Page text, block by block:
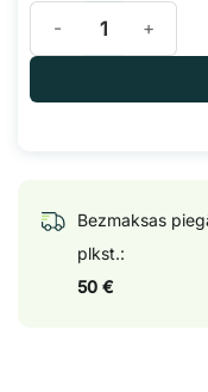
Īpaši izturīgs elastīgs
Bezmaksas
plkst.:
50 €